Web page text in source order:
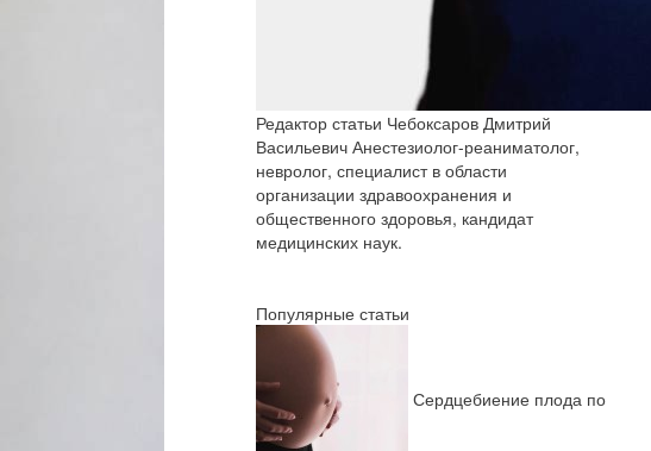
Редактор статьи Чебоксаров Дмитрий
Васильевич Анестезиолог-реаниматолог,
невролог, специалист в области
организации здравоохранения и
общественного здоровья, кандидат
медицинских наук.
Популярные статьи
Сердцебиение плода по